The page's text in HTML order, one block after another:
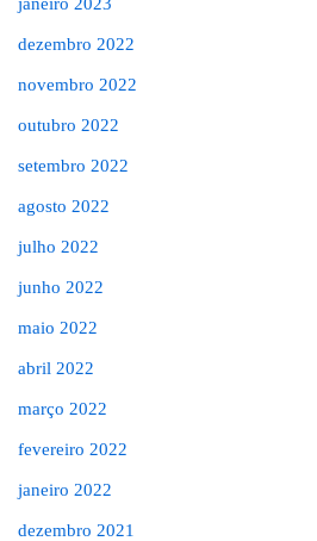
dezembro 2022
novembro 2022
outubro 2022
setembro 2022
agosto 2022
julho 2022
junho 2022
maio 2022
abril 2022
março 2022
fevereiro 2022
janeiro 2022
dezembro 2021